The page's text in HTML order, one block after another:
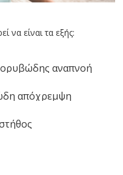
να είναι τα εξής:
αναπνοή
απόχρεμψη